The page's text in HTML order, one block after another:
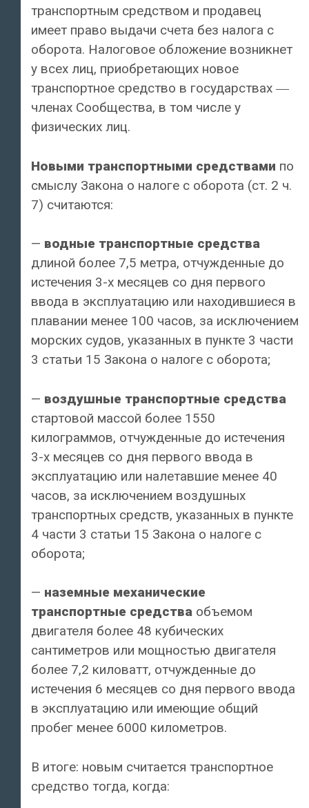
транспортным средством и продавец
имеет право выдачи счета без налога с
оборота. Налоговое обложение возникнет
у всех лиц, приобретающих новое
транспортное средство в государствах ―
членах Сообщества, в том числе у
физических лиц.
Новыми транспортными средствами по
смыслу Закона о налоге с оборота (ст. 2 ч.
7) считаются:
— водные транспортные средства
длиной более 7,5 метра, отчужденные до
истечения 3-х месяцев со дня первого
ввода в эксплуатацию или находившиеся в
плавании менее 100 часов, за исключением
морских судов, указанных в пункте 3 части
3 статьи 15 Закона о налоге с оборота;
— воздушные транспортные средства
стартовой массой более 1550
килограммов, отчужденные до истечения
3-х месяцев со дня первого ввода в
эксплуатацию или налетавшие менее 40
часов, за исключением воздушных
транспортных средств, указанных в пункте
4 части 3 статьи 15 Закона о налоге с
оборота;
— наземные механические
транспортные средства объемом
двигателя более 48 кубических
сантиметров или мощностью двигателя
более 7,2 киловатт, отчужденные до
истечения 6 месяцев со дня первого ввода
в эксплуатацию или имеющие общий
пробег менее 6000 километров.
В итоге: новым считается транспортное
средство тогда, когда: